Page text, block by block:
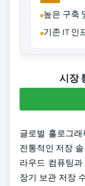
높은 구축
기존 IT 인
시장
글로벌 홀로그
전통적인 저장
라우드 컴퓨팅
장기 보관 저장